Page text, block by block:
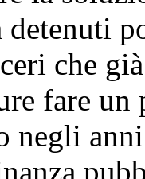
che
fare
negli